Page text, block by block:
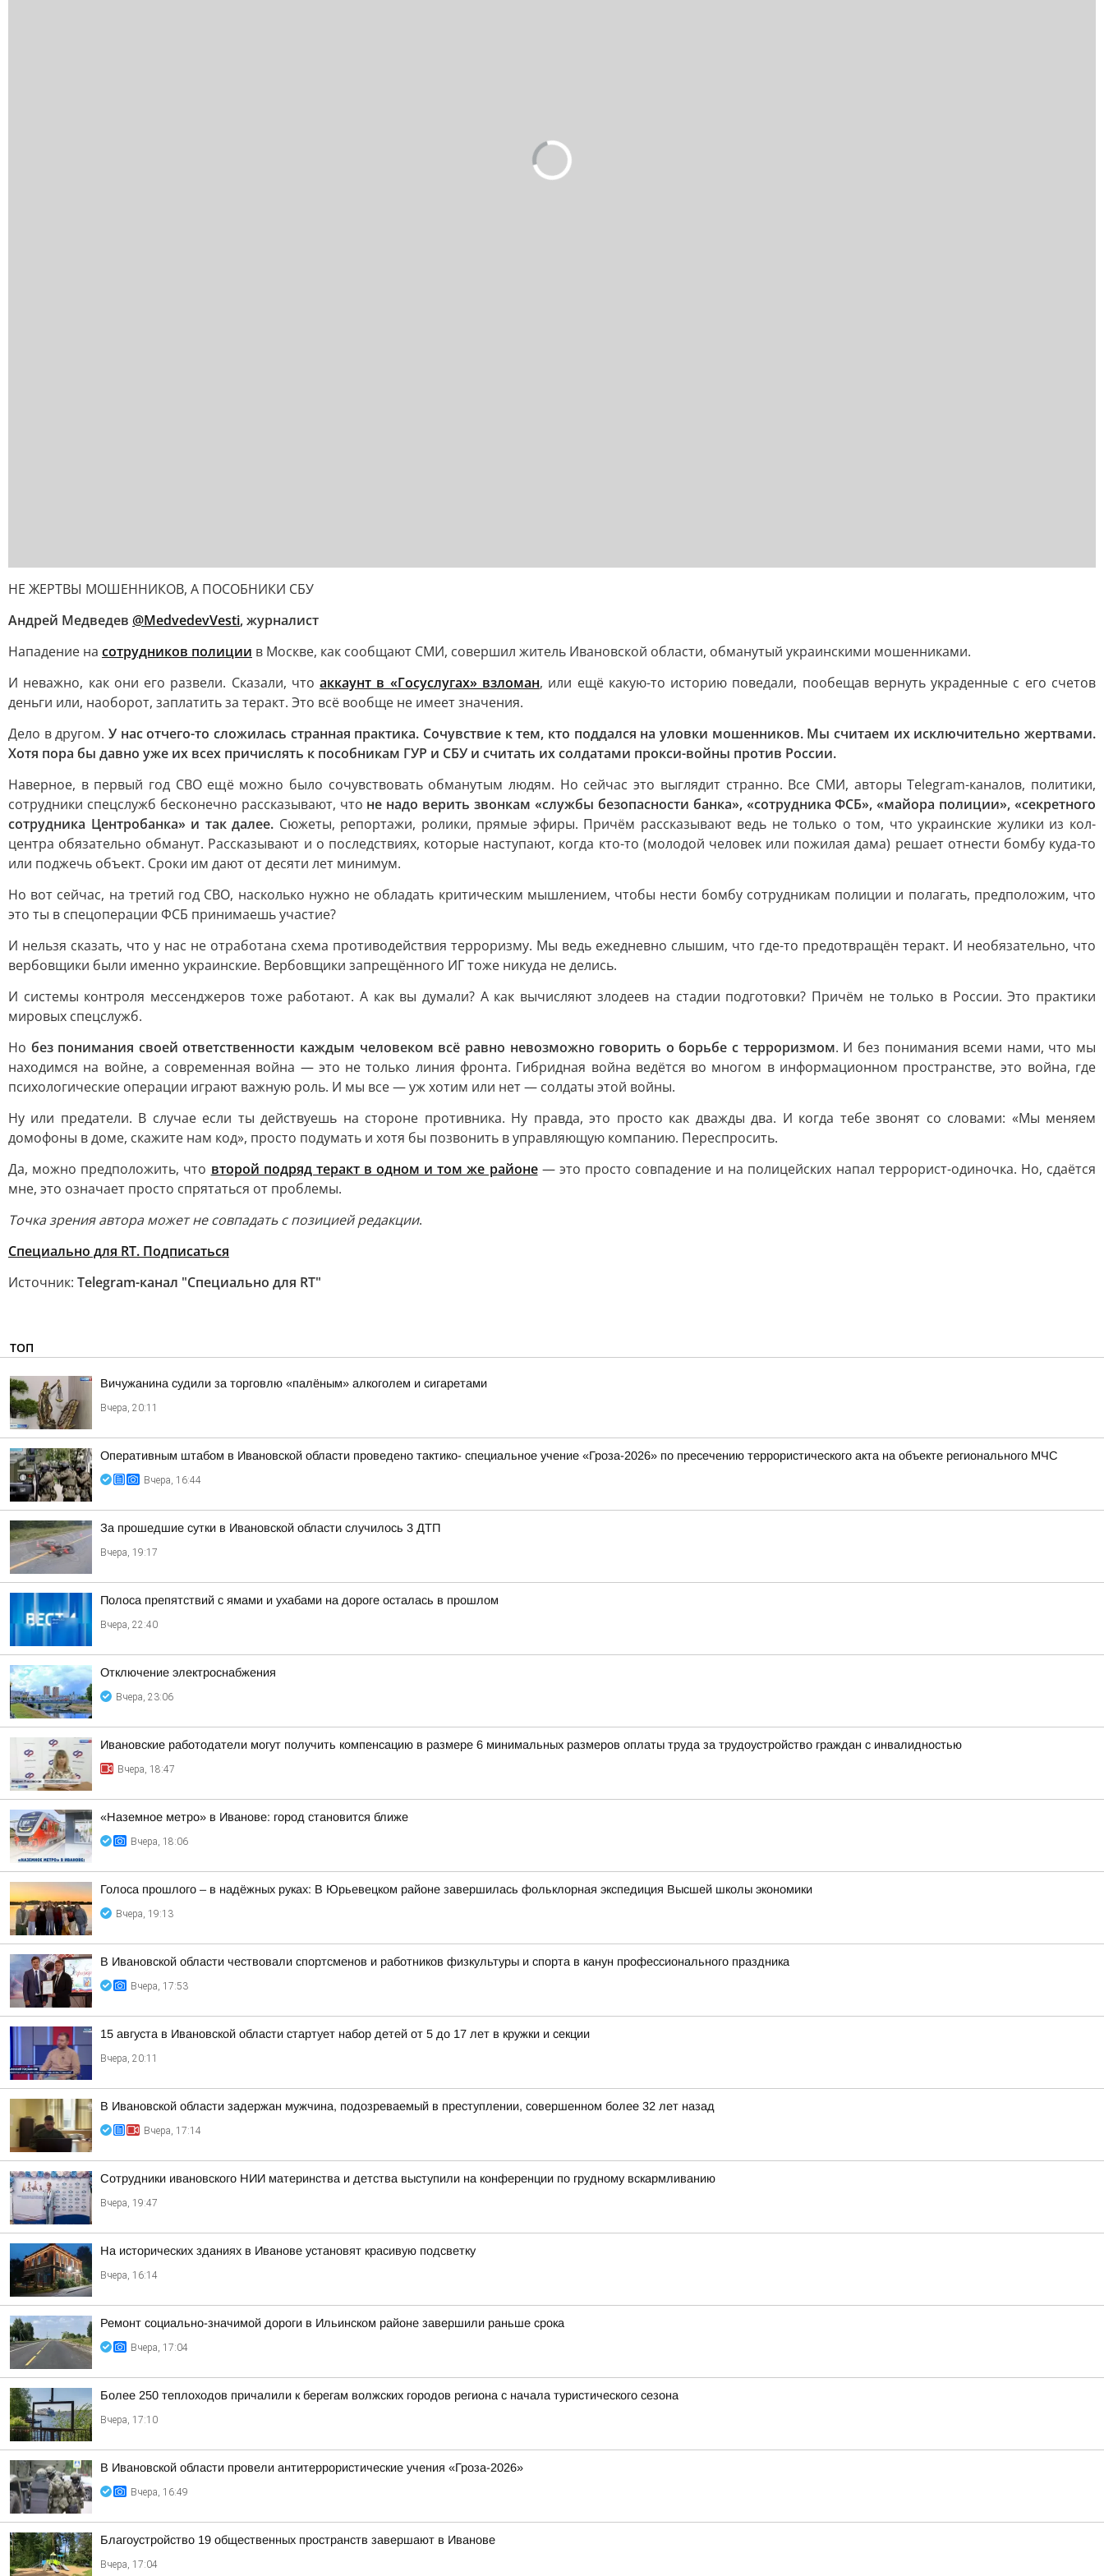
НЕ ЖЕРТВЫ МОШЕННИКОВ, А ПОСОБНИКИ СБУ
Андрей Медведев @MedvedevVesti, журналист
Нападение на сотрудников полиции в Москве, как сообщают СМИ, совершил житель Ивановской области, обманутый украинскими мошенниками.
И неважно, как они его развели. Сказали, чтоаккаунт в «Госуслугах» взломан, или ещё какую-то историю поведали, пообещав вернуть украденные с его счетов
деньги или, наоборот, заплатить за теракт. Это всё вообще не имеет значения.
Дело в другом. У нас отчего-то сложилась странная практика. Сочувствие к тем, кто поддался на уловки мошенников. Мы считаем их исключительно жертвами.
Хотя пора бы давно уже их всех причислять к пособникам ГУР и СБУ и считать их солдатами прокси-войны против России.
Наверное, в первый год СВО ещё можно было сочувствовать обманутым людям. Но сейчас это выглядит странно. Все СМИ, авторы Telegram-каналов, политики,
сотрудники спецслужб бесконечно рассказывают, что не надо верить звонкам «службы безопасности банка», «сотрудника ФСБ», «майора полиции», «секретного
сотрудника Центробанка» и так далее. Сюжеты, репортажи, ролики, прямые эфиры. Причём рассказывают ведь не только о том, что украинские жулики из кол-
центра обязательно обманут. Рассказывают и о последствиях, которые наступают, когда кто-то (молодой человек или пожилая дама) решает отнести бомбу куда-то
или поджечь объект. Сроки им дают от десяти лет минимум.
Но вот сейчас, на третий год СВО, насколько нужно не обладать критическим мышлением, чтобы нести бомбу сотрудникам полиции и полагать, предположим, что
это ты в спецоперации ФСБ принимаешь участие?
И нельзя сказать, что у нас не отработана схема противодействия терроризму. Мы ведь ежедневно слышим, что где-то предотвращён теракт. И необязательно, что
вербовщики были именно украинские. Вербовщики запрещённого ИГ тоже никуда не делись.
И системы контроля мессенджеров тоже работают. А как вы думали? А как вычисляют злодеев на стадии подготовки? Причём не только в России. Это практики
мировых спецслужб.
Но без понимания своей ответственности каждым человеком всё равно невозможно говорить о борьбе с терроризмом. И без понимания всеми нами, что мы
находимся на войне, а современная война — это не только линия фронта. Гибридная война ведётся во многом в информационном пространстве, это война, где
психологические операции играют важную роль. И мы все — уж хотим или нет — солдаты этой войны.
Ну или предатели. В случае если ты действуешь на стороне противника. Ну правда, это просто как дважды два. И когда тебе звонят со словами: «Мы меняем
домофоны в доме, скажите нам код», просто подумать и хотя бы позвонить в управляющую компанию. Переспросить.
Да, можно предположить, что второй подряд теракт в одном и том же районе— это просто совпадение и на полицейских напал террорист-одиночка. Но, сдаётся
мне, это означает просто спрятаться от проблемы.
Точка зрения автора может не совпадать с позицией редакции.
Специально для RT. Подписаться
Источник: Telegram-канал "Специально для RT"
ТОП
Вичужанина судили за торговлю «палёным» алкоголем и сигаретами
Вчера, 20:11
Оперативным штабом в Ивановской области проведено тактико- специальное учение «Гроза-2026» по пресечению террористического акта на объекте регионального МЧС
Вчера, 16:44
За прошедшие сутки в Ивановской области случилось 3 ДТП
Вчера, 19:17
Полоса препятствий с ямами и ухабами на дороге осталась в прошлом
Вчера, 22:40
Отключение электроснабжения
Вчера, 23:06
Ивановские работодатели могут получить компенсацию в размере 6 минимальных размеров оплаты труда за трудоустройство граждан с инвалидностью
Вчера, 18:47
«Наземное метро» в Иванове: город становится ближе
Вчера, 18:06
Голоса прошлого – в надёжных руках: В Юрьевецком районе завершилась фольклорная экспедиция Высшей школы экономики
Вчера, 19:13
В Ивановской области чествовали спортсменов и работников физкультуры и спорта в канун профессионального праздника
Вчера, 17:53
15 августа в Ивановской области стартует набор детей от 5 до 17 лет в кружки и секции
Вчера, 20:11
В Ивановской области задержан мужчина, подозреваемый в преступлении, совершенном более 32 лет назад
Вчера, 17:14
Сотрудники ивановского НИИ материнства и детства выступили на конференции по грудному вскармливанию
Вчера, 19:47
На исторических зданиях в Иванове установят красивую подсветку
Вчера, 16:14
Ремонт социально-значимой дороги в Ильинском районе завершили раньше срока
Вчера, 17:04
Более 250 теплоходов причалили к берегам волжских городов региона с начала туристического сезона
Вчера, 17:10
В Ивановской области провели антитеррористические учения «Гроза-2026»
Вчера, 16:49
Благоустройство 19 общественных пространств завершают в Иванове
Вчера, 17:04